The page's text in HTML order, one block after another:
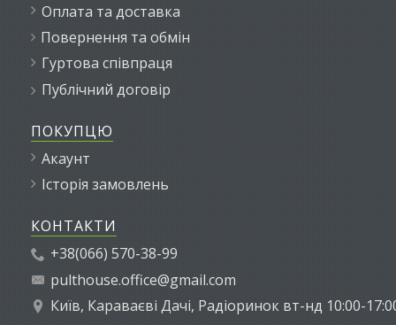
Оплата та доставка
Повернення та обмін
Гуртова співпраця
Публічний договір
ПОКУПЦЮ
Акаунт
Історія замовлень
КОНТАКТИ
+38(066) 570-38-99
pulthouse.office@gmail.com
Київ, Караваєві Дачі, Радіоринок вт-нд 10:00-